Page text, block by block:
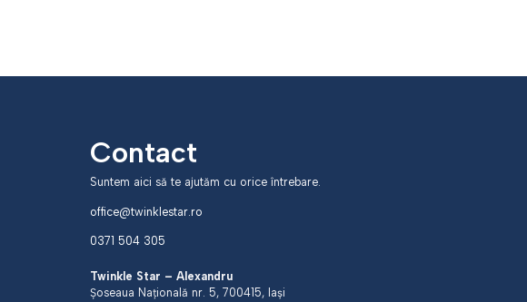
Contact
Suntem aici să te ajutăm cu orice întrebare.
office@twinklestar.ro
0371 504 305
Twinkle Star – Alexandru
Șoseaua Națională nr. 5, 700415, Iași